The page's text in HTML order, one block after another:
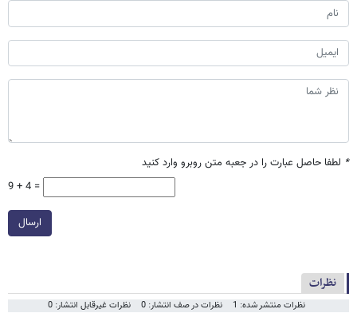
* لطفا حاصل عبارت را در جعبه متن روبرو وارد کنید
9 + 4 =
ارسال
نظرات
نظرات منتشر شده: 1 نظرات در صف انتشار: 0 نظرات غیرقابل انتشار: 0